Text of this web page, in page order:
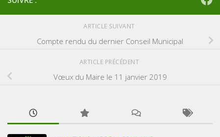
ARTICLE SUIVANT
Compte rendu du dernier Conseil Municipal
ARTICLE PRÉCÉDENT
Vœux du Maire le 11 janvier 2019